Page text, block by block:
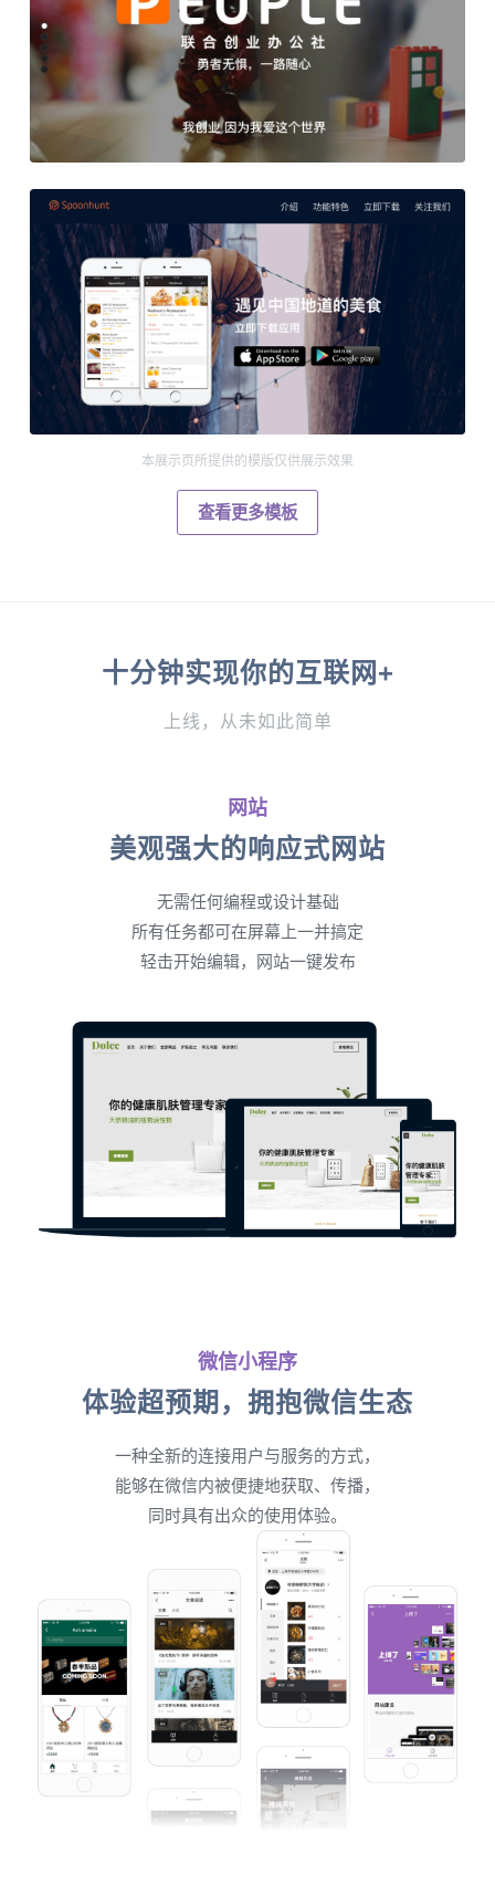
本展示页所提供的模版仅供展示效果
查看更多模板
十分钟实现你的互联网+
上线，从未如此简单
网站
美观强大的响应式网站
无需任何编程或设计基础
所有任务都可在屏幕上一并搞定
轻击开始编辑，网站一键发布
微信小程序
体验超预期，拥抱微信生态
一种全新的连接用户与服务的方式，
能够在微信内被便捷地获取、传播，
同时具有出众的使用体验。